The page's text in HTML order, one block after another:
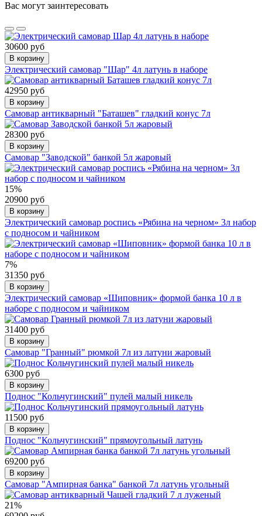
Вас могут заинтересовать
30600 руб
В корзину
Электрический самовар "Шар" 4л латунь в наборе
42950 руб
В корзину
Самовар антикварный "Баташев" гладкий конус 7л
28300 руб
В корзину
Самовар "Заводской" банкой 5л жаровый
15%
20900 руб
В корзину
Электрический самовар роспись «Рябина на черном» 3л набор
с подносом и чайником
7%
31350 руб
В корзину
Электрический самовар «Шиповник» формой банка 10 л в
наборе с подносом и чайником
31400 руб
В корзину
Самовар "Гранный" рюмкой 7л из латуни жаровый
6300 руб
В корзину
Поднос "Кольчугинский" пулей малый никель
11500 руб
В корзину
Поднос "Кольчугинский" прямоугольный латунь
69200 руб
В корзину
Самовар "Ампирная банка" банкой 7л латунь угольный
21%